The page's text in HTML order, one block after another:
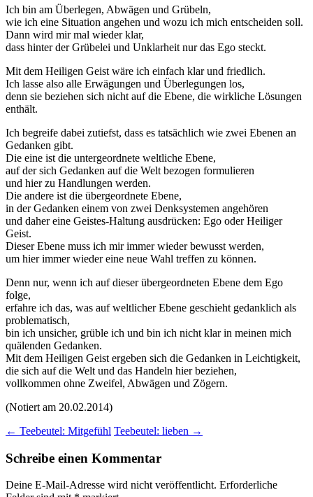
Ich bin am Überlegen, Abwägen und Grübeln,
wie ich eine Situation angehen und wozu ich mich entscheiden soll.
Dann wird mir mal wieder klar,
dass hinter der Grübelei und Unklarheit nur das Ego steckt.
Mit dem Heiligen Geist wäre ich einfach klar und friedlich.
Ich lasse also alle Erwägungen und Überlegungen los,
denn sie beziehen sich nicht auf die Ebene, die wirkliche Lösungen
enthält.
Ich begreife dabei zutiefst, dass es tatsächlich wie zwei Ebenen an
Gedanken gibt.
Die eine ist die untergeordnete weltliche Ebene,
auf der sich Gedanken auf die Welt bezogen formulieren
und hier zu Handlungen werden.
Die andere ist die übergeordnete Ebene,
in der Gedanken einem von zwei Denksystemen angehören
und daher eine Geistes-Haltung ausdrücken: Ego oder Heiliger
Geist.
Dieser Ebene muss ich mir immer wieder bewusst werden,
um hier immer wieder eine neue Wahl treffen zu können.
Denn nur, wenn ich auf dieser übergeordneten Ebene dem Ego
folge,
erfahre ich das, was auf weltlicher Ebene geschieht gedanklich als
problematisch,
bin ich unsicher, grüble ich und bin ich nicht klar in meinen mich
quälenden Gedanken.
Mit dem Heiligen Geist ergeben sich die Gedanken in Leichtigkeit,
die sich auf die Welt und das Handeln hier beziehen,
vollkommen ohne Zweifel, Abwägen und Zögern.
(Notiert am 20.02.2014)
Beitragsnavigation
← Teebeutel: Mitgefühl Teebeutel: lieben →
Schreibe einen Kommentar
Deine E-Mail-Adresse wird nicht veröffentlicht. Erforderliche